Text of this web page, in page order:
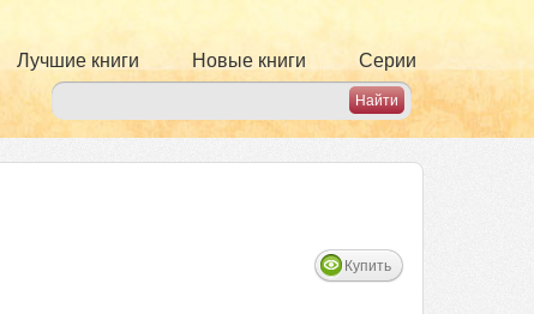
Лучшие книги Новые книги Серии
Купить